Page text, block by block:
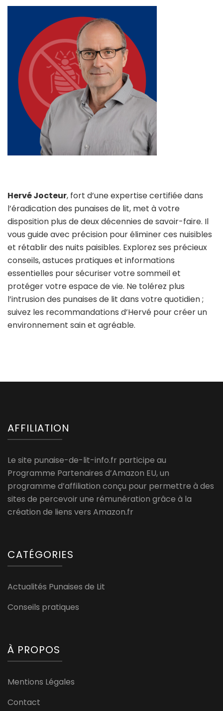
Hervé Jocteur, fort d’une expertise certifiée dans
l’éradication des punaises de lit, met à votre
disposition plus de deux décennies de savoir-faire. Il
vous guide avec précision pour éliminer ces nuisibles
et rétablir des nuits paisibles. Explorez ses précieux
conseils, astuces pratiques et informations
essentielles pour sécuriser votre sommeil et
protéger votre espace de vie. Ne tolérez plus
l’intrusion des punaises de lit dans votre quotidien ;
suivez les recommandations d’Hervé pour créer un
environnement sain et agréable.
AFFILIATION
Le site punaise-de-lit-info.fr participe au
Programme Partenaires d’Amazon EU, un
programme d’affiliation conçu pour permettre à des
sites de percevoir une rémunération grâce à la
création de liens vers Amazon.fr
CATÉGORIES
Actualités Punaises de Lit
Conseils pratiques
À PROPOS
Mentions Légales
Contact